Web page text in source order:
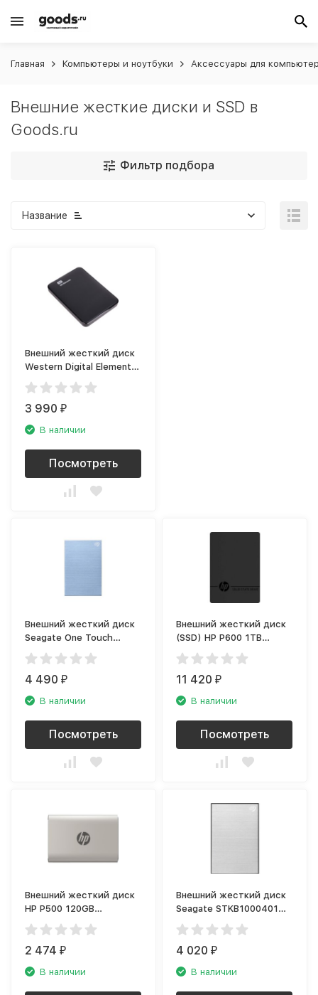
Главная Компьютеры и ноутбуки Аксессуары для
Внешние жесткие диски и SSD в
Goods.ru
Фильтр подбора
Название
Внешний жесткий диск
Western Digital Elements
Portable 1TB
(WDBUZG0010BBK-
WESN)
3 990₽
В наличии
Посмотреть
Внешний жесткий диск
Seagate One Touch
portable 1TB
(STKB1000402)
4 490₽
В наличии
Посмотреть
Внешний жесткий диск
(SSD) HP P600 1TB
чёрный (3XJ08AA)
11 420₽
В наличии
Посмотреть
Внешний жесткий диск
HP P500 120GB
серебряный (7PD48AA)
2 474₽
В наличии
Внешний жесткий диск
Seagate STKB1000401
1TB 2.5 серебристый
4 020₽
В наличии